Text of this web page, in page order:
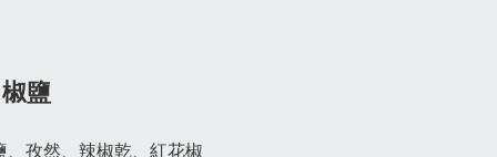
鹽
、孜然、辣椒乾、紅花椒